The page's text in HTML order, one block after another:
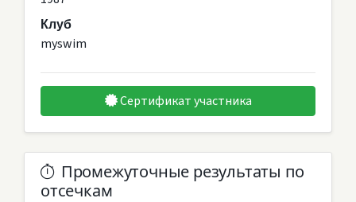
Клуб
myswim
Сертификат участника
Промежуточные результаты по
отсечкам